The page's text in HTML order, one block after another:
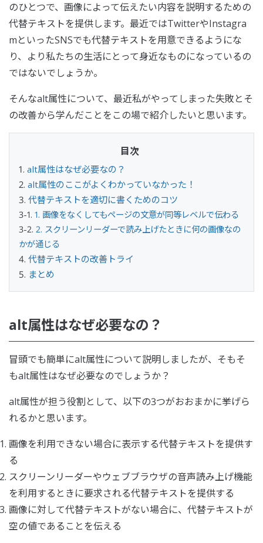
のひとつで、画像によって伝えたい内容を説明するための
代替テキストを提供します。最近ではTwitterやInstagra
mといったSNSでも代替テキストを用意できるようにな
り、より私たちの生活にとって身近なものになっているの
ではないでしょうか。
そんなalt属性について、最近私がやってしまった失敗とそ
の改善から学んだことをこの場で紹介したいと思います。
alt属性はなぜ必要なの？
alt属性のここがよくわかっていなかった！
代替テキストを適切に書くためのコツ
1. 画像をなくしてもページの文意が同等レベルで伝わる
2. スクリーンリーダーで読み上げたときに何の画像なの
かが通じる
代替テキストの改善トライ
まとめ
alt属性はなぜ必要なの？
冒頭でも簡単にalt属性について説明しましたが、そもそ
もalt属性はなぜ必要なのでしょうか？
alt属性が担う役割として、以下の3つがおおまかに挙げら
れるかと思います。
画像を利用できない場合に表示する代替テキストを提供す
る
スクリーンリーダーやウェブブラウザの音声読み上げ機能
を利用するときに要求される代替テキストを提供する
画像に対して代替テキストがない場合に、代替テキストが
空の値であることを伝える